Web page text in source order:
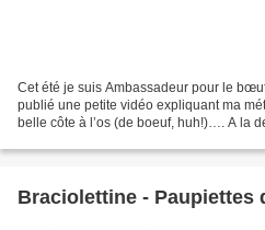
Cet été je suis Ambassadeur pour le
publié une petite vidéo expliquant ma
belle côte à l’os (de boeuf, huh!)…. A la
Braciolettine - Paupiettes